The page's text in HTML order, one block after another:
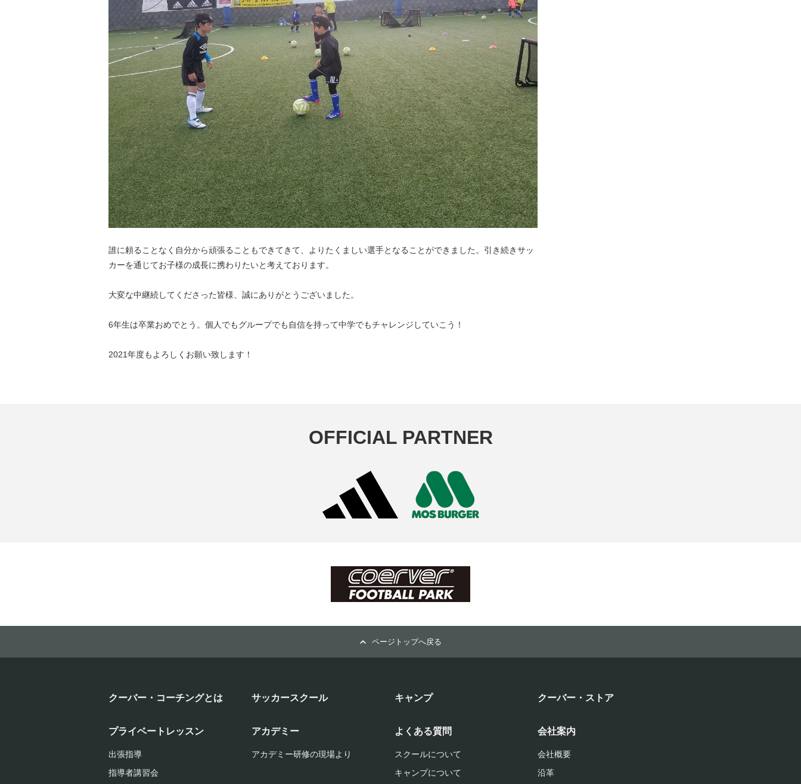
誰に頼ることなく自分から頑張ることもできてきて、よりたくましい選手となることができました。引き続きサッ
カーを通じてお子様の成長に携わりたいと考えております。
大変な中継続してくださった皆様、誠にありがとうございました。
6年生は卒業おめでとう。個人でもグループでも自信を持って中学でもチャレンジしていこう！
2021年度もよろしくお願い致します！
OFFICIAL PARTNER
ページトップへ戻る
クーバー・コーチングとは サッカースクール キャンプ クーバー・ストア
プライベートレッスン
出張指導
指導者講習会
アカデミー
アカデミー研修の現場より
よくある質問
スクールについて
キャンプについて
会社案内
会社概要
沿革